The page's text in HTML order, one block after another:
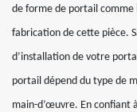
de forme de portail
fabrication de cette pièce.
d’installation de votre
portail dépend du type de
main-d’œuvre. En confiant